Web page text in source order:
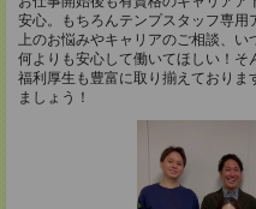
安心。もちろんテンプスタッフ専
上のお悩みやキャリアのご相談、い
何よりも安心して働いてほしい！
福利厚生も豊富に取り揃えており
ましょう！